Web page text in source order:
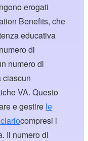
erogati
Benefits, che
educativa
di
numero di
ciascun
VA. Questo
e gestire le
compresi i
Il numero di